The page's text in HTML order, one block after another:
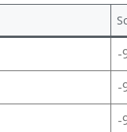
-
-
-